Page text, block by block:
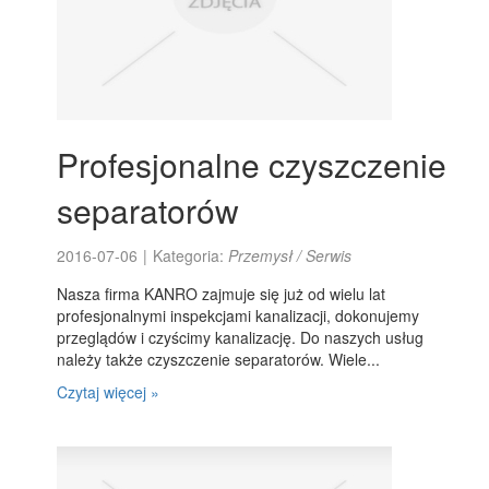
Profesjonalne czyszczenie
separatorów
2016-07-06 | Kategoria:Przemysł / Serwis
Nasza firma KANRO zajmuje się już od wielu lat
profesjonalnymi inspekcjami kanalizacji, dokonujemy
przeglądów i czyścimy kanalizację. Do naszych usług
należy także czyszczenie separatorów. Wiele...
Czytaj więcej »